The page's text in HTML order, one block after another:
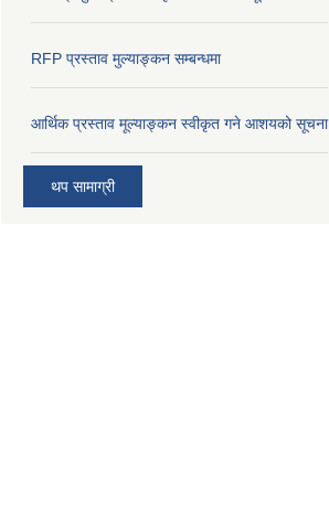
RFP प्रस्ताव मुल्याङ्कन सम्बन्धमा
आर्थिक प्रस्ताव मूल्याङ्कन स्वीकृत गने आशयको सूचना
थप सामाग्री